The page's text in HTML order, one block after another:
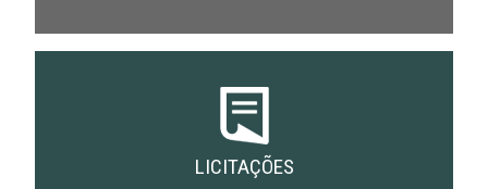
LICITAÇÕES